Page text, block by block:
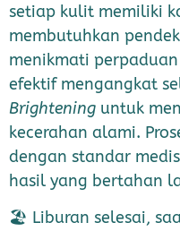
setiap kulit memiliki
membutuhkan
menikmati perpaduan
efektif mengangkat
Brightening untuk
kecerahan alami.
dengan standar
hasil yang bertahan
🏖️ Liburan selesai,